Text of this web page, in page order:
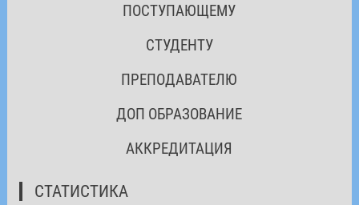
ПОСТУПАЮЩЕМУ
СТУДЕНТУ
ПРЕПОДАВАТЕЛЮ
ДОП ОБРАЗОВАНИЕ
АККРЕДИТАЦИЯ
СТАТИСТИКА